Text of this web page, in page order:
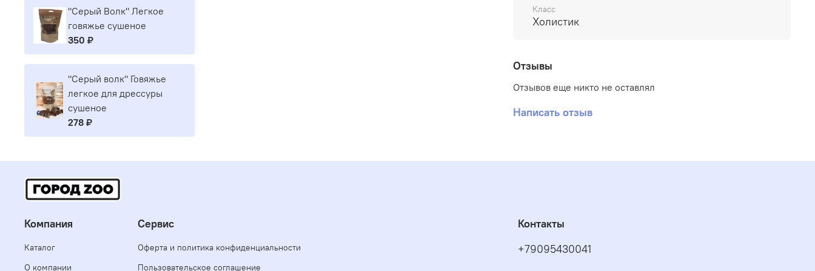
Класс
Холистик
Отзывы
Отзывов еще никто не оставлял
Написать отзыв
"Серый Волк" Легкое
говяжье сушеное
350 ₽
"Серый волк" Говяжье
легкое для дрессуры
сушеное
278 ₽
Компания
Каталог
О компании
Сервис
Оферта и политика конфиденциальности
Пользовательское соглашение
Контакты
+79095430041